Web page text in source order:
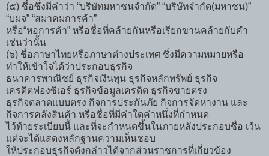
(๕) ชื่อซึ่งมีคำว่า “บริษัทมหาชนจำกัด” “บริษัทจำกัด(มหาชน)”
“บมจ” “สมาคมการค้า”
หรือ“หอการค้า” หรือชื่อที่คล้ายกันหรือเรียกขานคล้ายกับคำ
เช่นว่านั้น
(๖) ชื่อภาษาไทยหรือภาษาต่างประเทศ ซึ่งมีความหมายหรือ
ทำให้เข้าใจได้ว่าประกอบธุรกิจ
ธนาคารพาณิชย์ ธุรกิจเงินทุน ธุรกิจหลักทรัพย์ ธุรกิจ
เครดิตฟองซิเอร์ ธุรกิจข้อมูลเครดิต ธุรกิจขายตรง
ธุรกิจตลาดแบบตรง กิจการประกันภัย กิจการจัดหางาน และ
กิจการคลังสินค้า หรือชื่อที่มีคำใดคำหนึ่งที่กำหนด
ไว้ท้ายระเบียบนี้ และที่จะกำหนดขึ้นในภายหลังประกอบชื่อ เว้น
แต่จะได้แสดงหลักฐานความเห็นชอบ
ให้ประกอบธุรกิจดังกล่าวได้จากส่วนราชการที่เกี่ยวข้อง